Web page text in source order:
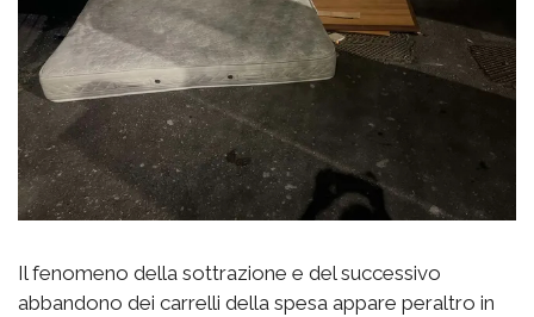
Il fenomeno della sottrazione e del successivo
abbandono dei carrelli della spesa appare peraltro in